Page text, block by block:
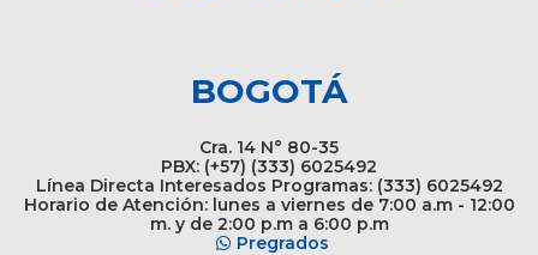
BOGOTÁ
Cra. 14 N° 80-35
PBX: (+57) (333) 6025492
Línea Directa Interesados Programas: (333) 6025492
Horario de Atención: lunes a viernes de 7:00 a.m - 12:00
m. y de 2:00 p.m a 6:00 p.m
Pregrados